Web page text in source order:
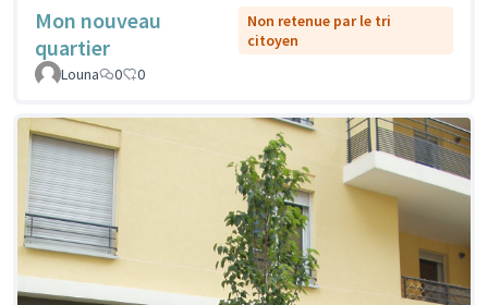
Mon nouveau
quartier
Non retenue par le tri
citoyen
Louna
0 0